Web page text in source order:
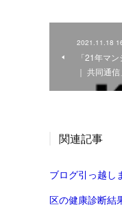
2021.11.18
「21年マ
｜ 共同通信
関連記事
ブログ引っ越し
区の健康診断結